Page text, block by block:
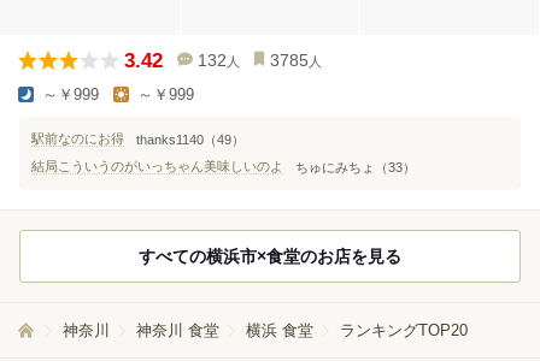
3.42 132 人 3785 人
～￥999 ～￥999
駅前なのにお得
thanks1140（49）
結局こういうのがいっちゃん美味しいのよ
ちゅにみちょ（33）
すべての横浜市×食堂のお店を見る
神奈川 神奈川 食堂 横浜 食堂 ランキングTOP20